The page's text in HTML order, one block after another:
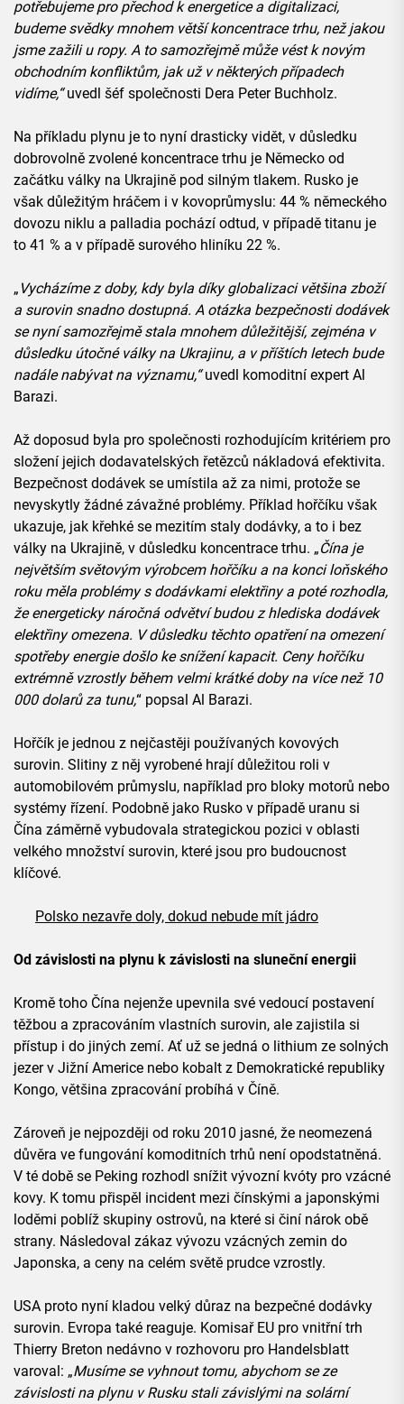
potřebujeme pro přechod k energetice a digitalizaci,
budeme svědky mnohem větší koncentrace trhu, než jakou
jsme zažili u ropy. A to samozřejmě může vést k novým
obchodním konfliktům, jak už v některých případech
vidíme,“uvedl šéf společnosti Dera Peter Buchholz.
Na příkladu plynu je to nyní drasticky vidět, v důsledku
dobrovolně zvolené koncentrace trhu je Německo od
začátku války na Ukrajině pod silným tlakem. Rusko je
však důležitým hráčem i v kovoprůmyslu: 44 % německého
dovozu niklu a palladia pochází odtud, v případě titanu je
to 41 % a v případě surového hliníku 22 %.
„ Vycházíme z doby, kdy byla díky globalizaci většina zboží
a surovin snadno dostupná. A otázka bezpečnosti dodávek
se nyní samozřejmě stala mnohem důležitější, zejména v
důsledku útočné války na Ukrajinu, a v příštích letech bude
nadále nabývat na významu,“uvedl komoditní expert Al
Barazi.
Až doposud byla pro společnosti rozhodujícím kritériem pro
složení jejich dodavatelských řetězců nákladová efektivita.
Bezpečnost dodávek se umístila až za nimi, protože se
nevyskytly žádné závažné problémy. Příklad hořčíku však
ukazuje, jak křehké se mezitím staly dodávky, a to i bez
války na Ukrajině, v důsledku koncentrace trhu. „Čína je
největším světovým výrobcem hořčíku a na konci loňského
roku měla problémy s dodávkami elektřiny a poté rozhodla,
že energeticky náročná odvětví budou z hlediska dodávek
elektřiny omezena. V důsledku těchto opatření na omezení
spotřeby energie došlo ke snížení kapacit. Ceny hořčíku
extrémně vzrostly během velmi krátké doby na více než 10
000 dolarů za tunu,“ popsal Al Barazi.
Hořčík je jednou z nejčastěji používaných kovových
surovin. Slitiny z něj vyrobené hrají důležitou roli v
automobilovém průmyslu, například pro bloky motorů nebo
systémy řízení. Podobně jako Rusko v případě uranu si
Čína záměrně vybudovala strategickou pozici v oblasti
velkého množství surovin, které jsou pro budoucnost
klíčové.
Polsko nezavře doly, dokud nebude mít jádro
Od závislosti na plynu k závislosti na sluneční energii
Kromě toho Čína nejenže upevnila své vedoucí postavení
těžbou a zpracováním vlastních surovin, ale zajistila si
přístup i do jiných zemí. Ať už se jedná o lithium ze solných
jezer v Jižní Americe nebo kobalt z Demokratické republiky
Kongo, většina zpracování probíhá v Číně.
Zároveň je nejpozději od roku 2010 jasné, že neomezená
důvěra ve fungování komoditních trhů není opodstatněná.
V té době se Peking rozhodl snížit vývozní kvóty pro vzácné
kovy. K tomu přispěl incident mezi čínskými a japonskými
loděmi poblíž skupiny ostrovů, na které si činí nárok obě
strany. Následoval zákaz vývozu vzácných zemin do
Japonska, a ceny na celém světě prudce vzrostly.
USA proto nyní kladou velký důraz na bezpečné dodávky
surovin. Evropa také reaguje. Komisař EU pro vnitřní trh
Thierry Breton nedávno v rozhovoru pro Handelsblatt
varoval: „Musíme se vyhnout tomu, abychom se ze
závislosti na plynu v Rusku stali závislými na solární